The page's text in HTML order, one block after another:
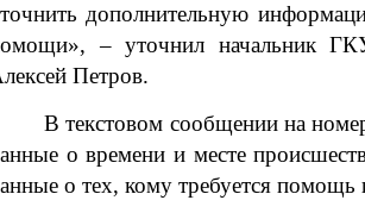
дополнительную
– уточнил начальник
Петров.
В текстовом сообщении на
о времени и месте
о тех, кому требуется помощь